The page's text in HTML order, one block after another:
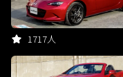
1717人